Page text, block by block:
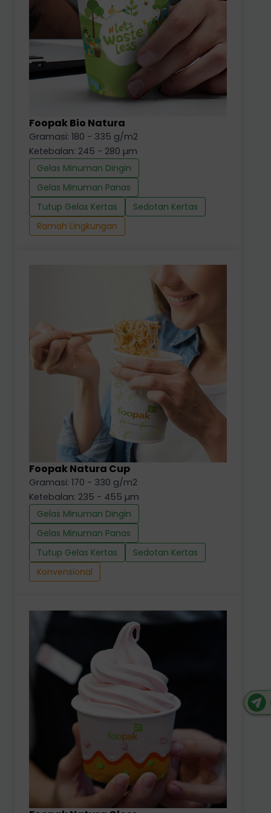
Foopak Bio Natura
Gramasi: 180 - 335 g/m2
Ketebalan: 245 - 280 µm
Gelas Minuman Dingin
Gelas Minuman Panas
Tutup Gelas Kertas
Sedotan Kertas
Ramah Lingkungan
Foopak Natura Cup
Gramasi: 170 - 330 g/m2
Ketebalan: 235 - 455 µm
Gelas Minuman Dingin
Gelas Minuman Panas
Tutup Gelas Kertas
Sedotan Kertas
Konvensional